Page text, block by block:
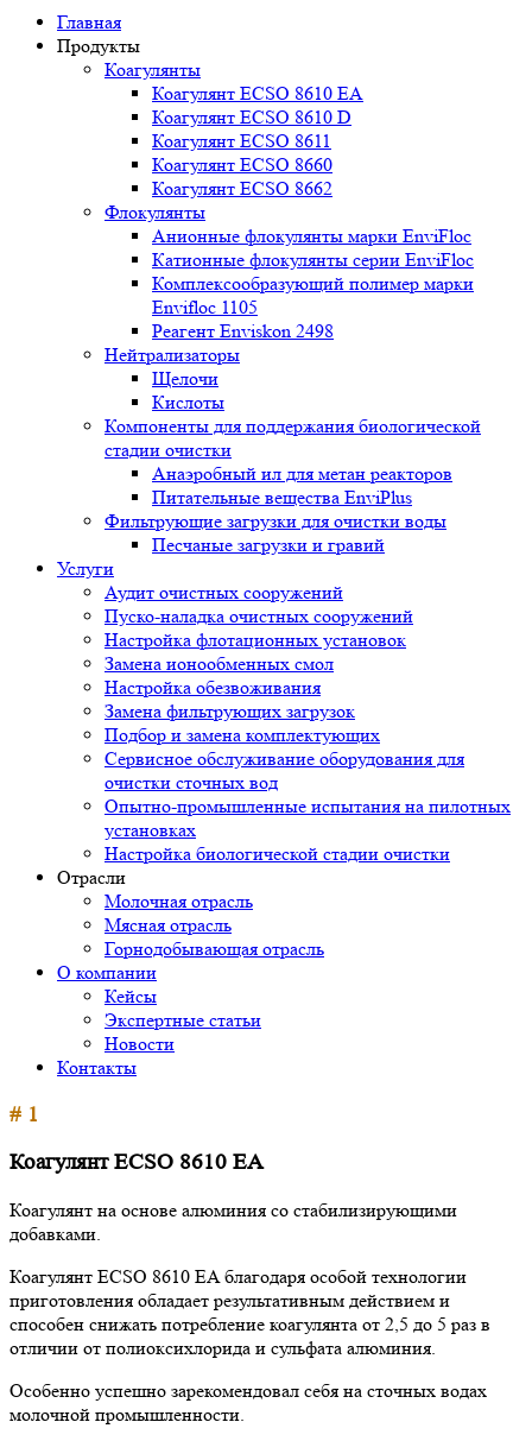
Главная
Продукты
Коагулянты
Коагулянт ECSO 8610 EA
Коагулянт ECSO 8610 D
Коагулянт ECSO 8611
Коагулянт ECSO 8660
Коагулянт ECSO 8662
Флокулянты
Анионные флокулянты марки EnviFloc
Катионные флокулянты серии EnviFloc
Комплексообразующий полимер марки
Envifloc 1105
Реагент Enviskon 2498
Нейтрализаторы
Щелочи
Кислоты
Компоненты для поддержания биологической
стадии очистки
Анаэробный ил для метан реакторов
Питательные вещества EnviPlus
Фильтрующие загрузки для очистки воды
Песчаные загрузки и гравий
Услуги
Аудит очистных сооружений
Пуско-наладка очистных сооружений
Настройка флотационных установок
Замена ионообменных смол
Настройка обезвоживания
Замена фильтрующих загрузок
Подбор и замена комплектующих
Сервисное обслуживание оборудования для
очистки сточных вод
Опытно-промышленные испытания на пилотных
установках
Настройка биологической стадии очистки
Отрасли
Молочная отрасль
Мясная отрасль
Горнодобывающая отрасль
О компании
Кейсы
Экспертные статьи
Новости
Контакты
# 1
Коагулянт ECSO 8610 EA
Коагулянт на основе алюминия со стабилизирующими
добавками.
Коагулянт ECSO 8610 EA благодаря особой технологии
приготовления обладает результативным действием и
способен снижать потребление коагулянта от 2,5 до 5 раз в
отличии от полиоксихлорида и сульфата алюминия.
Особенно успешно зарекомендовал себя на сточных водах
молочной промышленности.